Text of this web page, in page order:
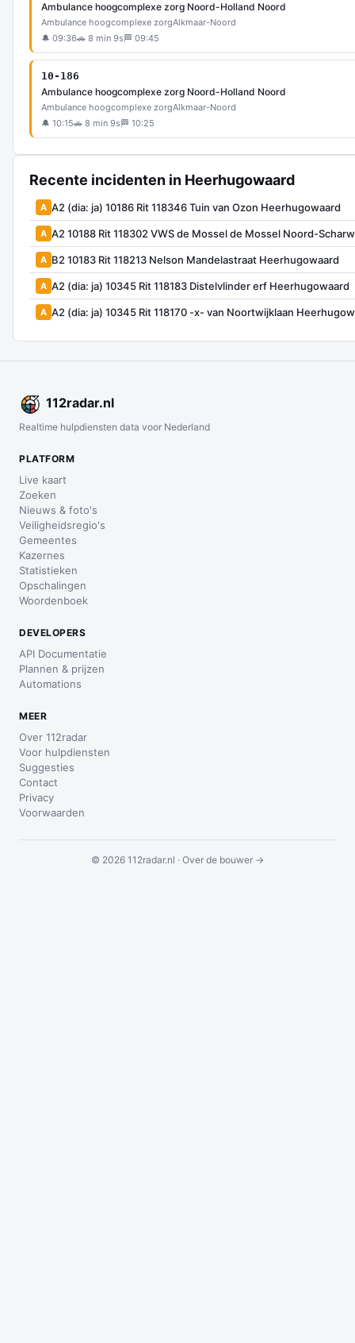
Ambulance hoogcomplexe zorg Noord-Holland Noord
Ambulance hoogcomplexe zorgAlkmaar-Noord
🔔 09:36🚗 8 min 9s 🏁 09:45
10-186
Ambulance hoogcomplexe zorg Noord-Holland Noord
Ambulance hoogcomplexe zorgAlkmaar-Noord
🔔 10:15🚗 8 min 9s 🏁 10:25
Recente incidenten in Heerhugowaard
A A2 (dia: ja) 10186 Rit 118346 Tuin van Ozon Heerhugowaard
A A2 10188 Rit 118302 VWS de Mossel de Mossel Noord-
A B2 10183 Rit 118213 Nelson Mandelastraat Heerhugowaard
A A2 (dia: ja) 10345 Rit 118183 Distelvlinder erf Heerhugowaard
A A2 (dia: ja) 10345 Rit 118170 -x- van Noortwijklaan
112radar.nl
Realtime hulpdiensten data voor Nederland
PLATFORM
Live kaart
Zoeken
Nieuws & foto's
Veiligheidsregio's
Gemeentes
Kazernes
Statistieken
Opschalingen
Woordenboek
DEVELOPERS
API Documentatie
Plannen & prijzen
Automations
MEER
Over 112radar
Voor hulpdiensten
Suggesties
Contact
Privacy
Voorwaarden
© 2026 112radar.nl · Over de bouwer →